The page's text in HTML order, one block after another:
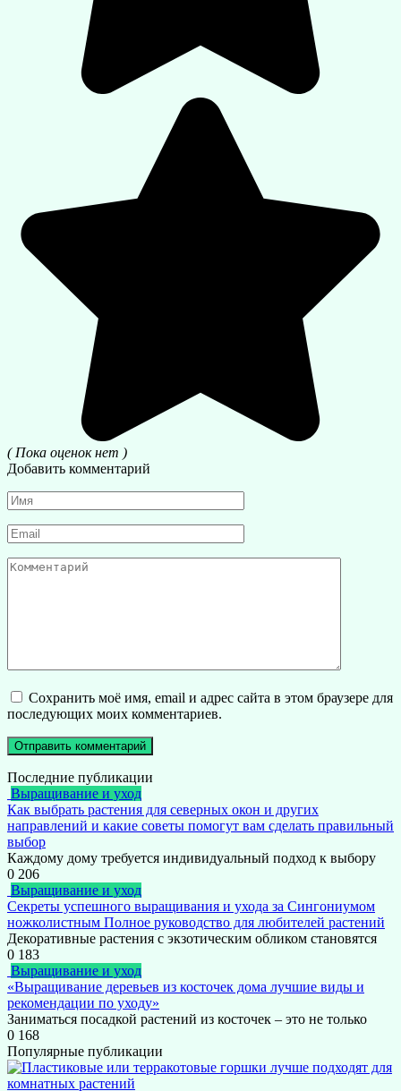
( Пока оценок нет )
Добавить комментарий
Имя
*
Email
*
Комментарий
Сохранить моё имя, email и адрес сайта в этом браузере для
последующих моих комментариев.
Последние публикации
Выращивание и уход
Как выбрать растения для северных окон и других
направлений и какие советы помогут вам сделать правильный
выбор
Каждому дому требуется индивидуальный подход к выбору
0 206
Выращивание и уход
Секреты успешного выращивания и ухода за Сингониумом
ножколистным Полное руководство для любителей растений
Декоративные растения с экзотическим обликом становятся
0 183
Выращивание и уход
«Выращивание деревьев из косточек дома лучшие виды и
рекомендации по уходу»
Заниматься посадкой растений из косточек – это не только
0 168
Популярные публикации